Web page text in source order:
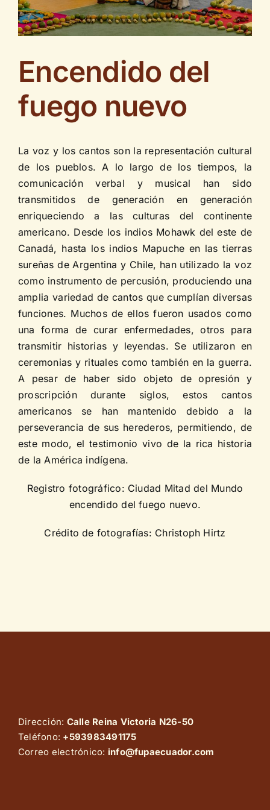
Contáctenos
Encendido del
fuego nuevo
La voz y los cantos son la representación cultural
de los pueblos. A lo largo de los tiempos, la
comunicación verbal y musical han sido
transmitidos de generación en generación
enriqueciendo a las culturas del continente
americano. Desde los indios Mohawk del este de
Canadá, hasta los indios Mapuche en las tierras
sureñas de Argentina y Chile, han utilizado la voz
como instrumento de percusión, produciendo una
amplia variedad de cantos que cumplían diversas
funciones. Muchos de ellos fueron usados como
una forma de curar enfermedades, otros para
transmitir historias y leyendas. Se utilizaron en
ceremonias y rituales como también en la guerra.
A pesar de haber sido objeto de opresión y
proscripción durante siglos, estos cantos
americanos se han mantenido debido a la
perseverancia de sus herederos, permitiendo, de
este modo, el testimonio vivo de la rica historia
de la América indígena.
Registro fotográfico: Ciudad Mitad del Mundo
encendido del fuego nuevo.
Crédito de fotografías: Christoph Hirtz
Dirección: Calle Reina Victoria N26-50
Teléfono: +593983491175
Correo electrónico: info@fupaecuador.com